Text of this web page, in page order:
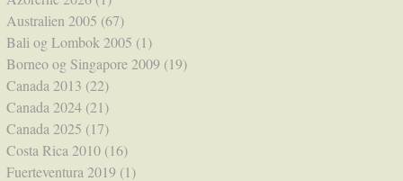
Australien 2005 (67)
Bali og Lombok 2005 (1)
Borneo og Singapore 2009 (19)
Canada 2013 (22)
Canada 2024 (21)
Canada 2025 (17)
Costa Rica 2010 (16)
Fuerteventura 2019 (1)